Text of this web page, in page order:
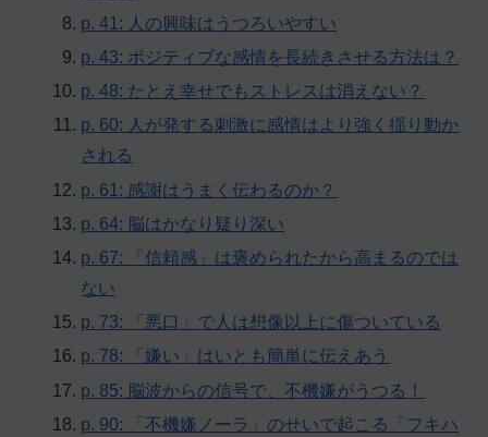
p. 41: 人の興味はうつろいやすい
p. 43: ポジティブな感情を長続きさせる方法は？
p. 48: たとえ幸せでもストレスは消えない？
p. 60: 人が発する刺激に感情はより強く揺り動か
される
p. 61: 感謝はうまく伝わるのか？
p. 64: 脳はかなり疑り深い
p. 67: 「信頼感」は褒められたから高まるのでは
ない
p. 73: 「悪口」で人は想像以上に傷ついている
p. 78: 「嫌い」はいとも簡単に伝えあう
p. 85: 脳波からの信号で、不機嫌がうつる！
p. 90: 「不機嫌ノーラ」のせいで起こる「フキハ